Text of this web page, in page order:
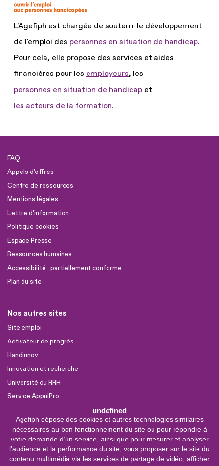
undefined
Agefiph dépose des cookies et autres technologies similaires
nécessaires au bon fonctionnement du site ou pour répondre à
votre demande d’un service, ainsi que pour mesurer et analyser
l’audience et la performance du site, vous proposer sur le site du
contenu multimédia via les services de partage de vidéo, afficher
L'Agefiph est chargée de soutenir le développement
de l'emploi des personnes en situation de handicap.
Pour cela, elle propose des services et aides
financières pour les employeurs, les
personnes en situation de handicap et
les acteurs de la formation.
FAQ
Appels d'offres
Centre de ressources
Mentions légales
Lettre d'information
Politique cookies
Espace Presse
Ressources humaines
Accessibilité : partiellement conforme
Plan du site
Nos autres sites
Site emploi
Activateur de progrès
Handinnov
Innovation et recherche
Université du RRH
Service AppuiPro
Nous suivre
Youtube
Linkedin